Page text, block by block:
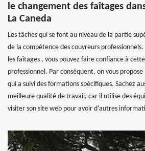
le changement des faîtages
La Caneda
Les tâches qui se font au niveau de la partie
de la compétence des couvreurs
les faîtages , vous pouvez faire confiance à
professionnel. Par conséquent, on vous
qui a suivi des formations spécifiques. Sachez
meilleure qualité de travail, car il utilise des
visiter son site web pour avoir d'autres